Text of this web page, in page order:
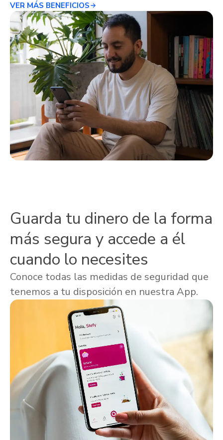
VER MÁS BENEFICIOS
Guarda tu dinero de la forma
más segura y accede a él
cuando lo necesites
Conoce todas las medidas de seguridad que
tenemos a tu disposición en nuestra App.